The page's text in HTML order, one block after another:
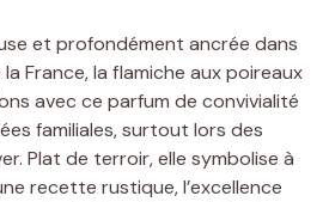
et profondément ancrée dans
France, la flamiche aux poireaux
avec ce parfum de convivialité
familiales, surtout lors des
Plat de terroir, elle symbolise à
recette rustique, l’excellence